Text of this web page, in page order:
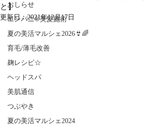
おしらせ
エンパニ®美髪施術
夏の美活マルシェ2026👙🌈
育毛/薄毛改善
麹レシピ☆
ヘッドスパ
美肌通信
つぶやき
夏の美活マルシェ2024
と】
更新日：2021年12月17日